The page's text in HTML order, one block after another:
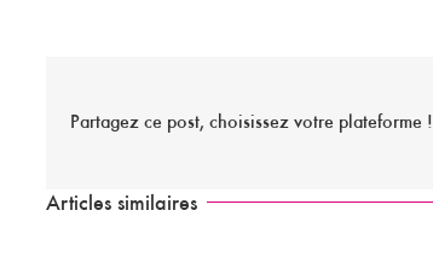
Partagez ce post, choisissez votre plateforme !
Articles similaires